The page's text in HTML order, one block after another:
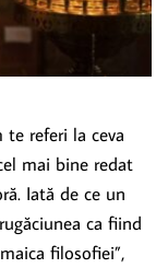
referi la ceva
mai bine redat
Iată de ce un
ca fiind
filosofiei”,